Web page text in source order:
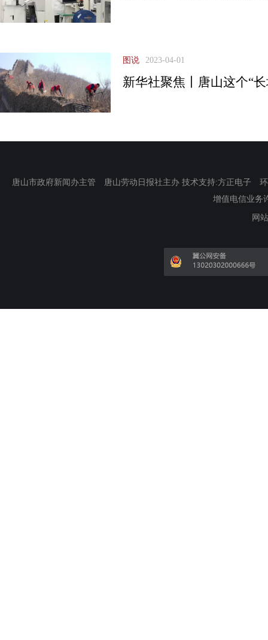
图说 2023-04-01
新华社聚焦丨唐山这个“
唐山市政府新闻办主管 唐山劳动日报社主办 技术支持:方正电子
增值电信业务
网